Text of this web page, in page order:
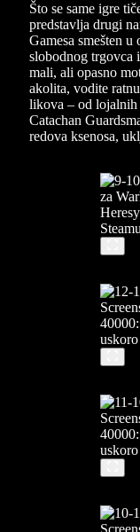
Što se same igre
predstavlja drugi
Gamesa smešten
slobodnog trgovca
mali, ali opasno
akolita, vodite
likova – od
Catachan
redova ksenosa,